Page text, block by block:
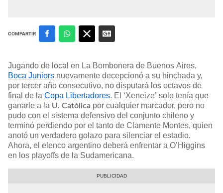
COMPARTIR
Jugando de local en La Bombonera de Buenos Aires,
Boca Juniors nuevamente decepcionó a su hinchada y,
por tercer año consecutivo, no disputará los octavos de
final de la Copa Libertadores. El ‘Xeneize’ solo tenía que
ganarle a la U. Católica por cualquier marcador, pero no
pudo con el sistema defensivo del conjunto chileno y
terminó perdiendo por el tanto de Clamente Montes, quien
anotó un verdadero golazo para silenciar el estadio.
Ahora, el elenco argentino deberá enfrentar a O’Higgins
en los playoffs de la Sudamericana.